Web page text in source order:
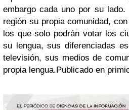
embargo cada uno por su lado.
región su propia comunidad,
los que solo podrán votar los
su lengua, sus diferenciadas
televisión, sus medios de
propia lengua. Publicado en